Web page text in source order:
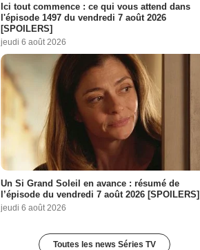
Ici tout commence : ce qui vous attend dans
l'épisode 1497 du vendredi 7 août 2026
[SPOILERS]
jeudi 6 août 2026
Un Si Grand Soleil en avance : résumé de
l’épisode du vendredi 7 août 2026 [SPOILERS]
jeudi 6 août 2026
Toutes les news Séries TV